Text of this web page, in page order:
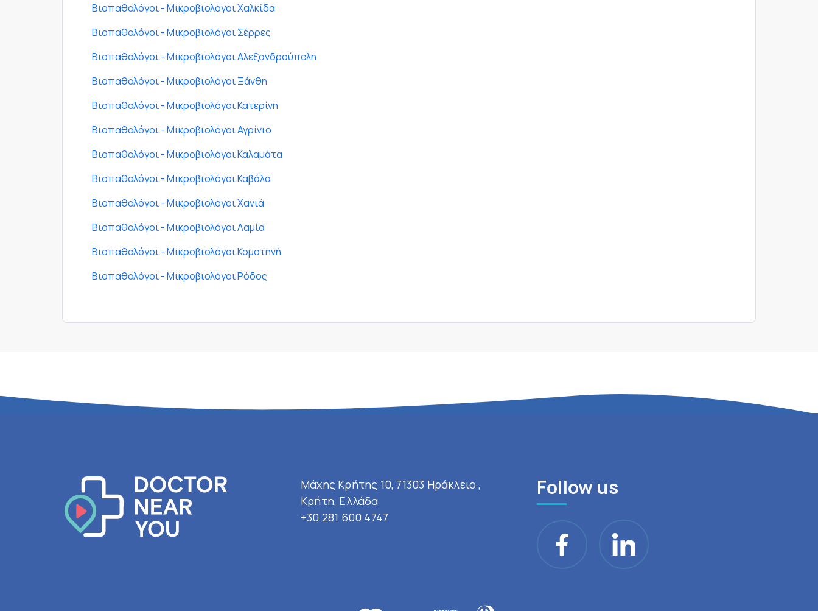
Βιοπαθολόγοι - Μικροβιολόγοι Χαλκίδα
Βιοπαθολόγοι - Μικροβιολόγοι Σέρρες
Βιοπαθολόγοι - Μικροβιολόγοι Αλεξανδρούπολη
Βιοπαθολόγοι - Μικροβιολόγοι Ξάνθη
Βιοπαθολόγοι - Μικροβιολόγοι Κατερίνη
Βιοπαθολόγοι - Μικροβιολόγοι Αγρίνιο
Βιοπαθολόγοι - Μικροβιολόγοι Καλαμάτα
Βιοπαθολόγοι - Μικροβιολόγοι Καβάλα
Βιοπαθολόγοι - Μικροβιολόγοι Χανιά
Βιοπαθολόγοι - Μικροβιολόγοι Λαμία
Βιοπαθολόγοι - Μικροβιολόγοι Κομοτηνή
Βιοπαθολόγοι - Μικροβιολόγοι Ρόδος
Μάχης Κρήτης 10, 71303 Ηράκλειο ,
Κρήτη, Ελλάδα
+30 281 600 4747
Follow us